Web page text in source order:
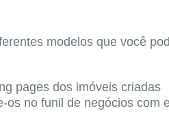
modelos que você
pages dos imóveis criadas
os no funil de negócios com